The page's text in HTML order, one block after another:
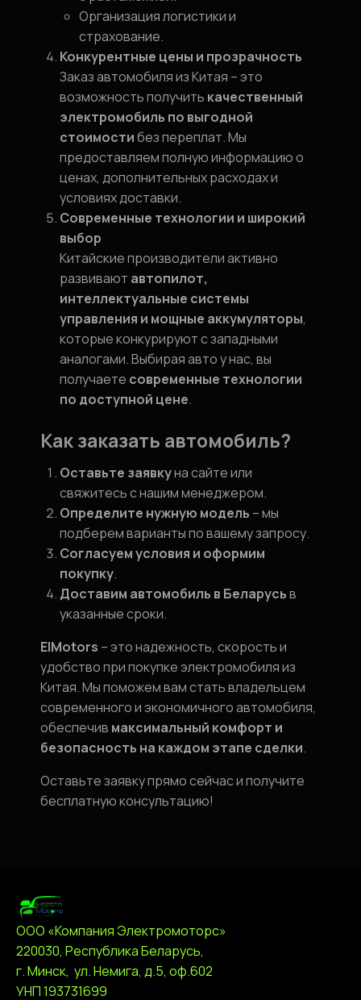
Организация логистики и
страхование.
Конкурентные цены и прозрачность
Заказ автомобиля из Китая – это
возможность получить качественный
электромобиль по выгодной
стоимостибез переплат. Мы
предоставляем полную информацию о
ценах, дополнительных расходах и
условиях доставки.
Современные технологии и широкий
выбор
Китайские производители активно
развивают автопилот,
интеллектуальные системы
управления и мощные аккумуляторы,
которые конкурируют с западными
аналогами. Выбирая авто у нас, вы
получаете современные технологии
по доступной цене.
Как заказать автомобиль?
Оставьте заявкуна сайте или
свяжитесь с нашим менеджером.
Определите нужную модель – мы
подберем варианты по вашему запросу.
Согласуем условия и оформим
покупку.
Доставим автомобиль в Беларусьв
указанные сроки.
ElMotors – это надежность, скорость и
удобство при покупке электромобиля из
Китая. Мы поможем вам стать владельцем
современного и экономичного автомобиля,
обеспечив максимальный комфорт и
безопасность на каждом этапе сделки.
Оставьте заявку прямо сейчас и получите
бесплатную консультацию!
ООО «Компания Электромоторс»
220030, Республика Беларусь,
г. Минск, ул. Немига, д.5, оф.602
УНП 193731699